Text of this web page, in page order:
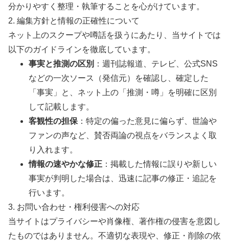
分かりやすく整理・執筆することを心がけています。
2. 編集方針と情報の正確性について
ネット上のスクープや噂話を扱うにあたり、当サイトでは
以下のガイドラインを徹底しています。
事実と推測の区別 ：週刊誌報道、テレビ、公式SNS
などの一次ソース（発信元）を確認し、確定した
「事実」と、ネット上の「推測・噂」を明確に区別
して記載します。
客観性の担保 ：特定の偏った意見に偏らず、世論や
ファンの声など、賛否両論の視点をバランスよく取
り入れます。
情報の速やかな修正 ：掲載した情報に誤りや新しい
事実が判明した場合は、迅速に記事の修正・追記を
行います。
3. お問い合わせ・権利侵害への対応
当サイトはプライバシーや肖像権、著作権の侵害を意図し
たものではありません。不適切な表現や、修正・削除の依